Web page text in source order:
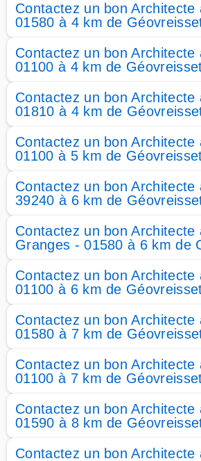
Contactez un bon Architecte
01580 à 4 km de
Contactez un bon Architecte
01100 à 4 km de
Contactez un bon Architecte
01810 à 4 km de
Contactez un bon Architecte
01100 à 5 km de
Contactez un bon Architecte
39240 à 6 km de
Contactez un bon Architecte
Granges - 01580 à 6 km de
Contactez un bon Architecte
01100 à 6 km de
Contactez un bon Architecte
01580 à 7 km de
Contactez un bon Architecte
01100 à 7 km de
Contactez un bon Architecte
01590 à 8 km de
Contactez un bon Architecte